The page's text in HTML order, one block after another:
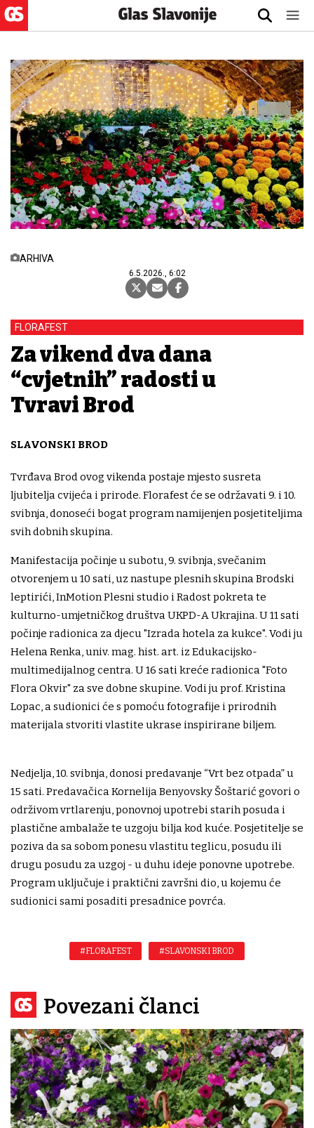
ARHIVA
6.5.2026., 6:02
FLORAFEST
Za vikend dva dana
“cvjetnih” radosti u
Tvrđavi Brod
SLAVONSKI BROD
Tvrđava Brod ovog vikenda postaje mjesto susreta
ljubitelja cvijeća i prirode. Florafest će se održavati 9. i 10.
svibnja, donoseći bogat program namijenjen posjetiteljima
svih dobnih skupina.
Manifestacija počinje u subotu, 9. svibnja, svečanim
otvorenjem u 10 sati, uz nastupe plesnih skupina Brodski
leptirići, InMotion Plesni studio i Radost pokreta te
kulturno-umjetničkog društva UKPD-A Ukrajina. U 11 sati
počinje radionica za djecu "Izrada hotela za kukce". Vodi ju
Helena Renka, univ. mag. hist. art. iz Edukacijsko-
multimedijalnog centra. U 16 sati kreće radionica "Foto
Flora Okvir" za sve dobne skupine. Vodi ju prof. Kristina
Lopac, a sudionici će s pomoću fotografije i prirodnih
materijala stvoriti vlastite ukrase inspirirane biljem.
Nedjelja, 10. svibnja, donosi predavanje “Vrt bez otpada” u
15 sati. Predavačica Kornelija Benyovsky Šoštarić govori o
održivom vrtlarenju, ponovnoj upotrebi starih posuda i
plastične ambalaže te uzgoju bilja kod kuće. Posjetitelje se
poziva da sa sobom ponesu vlastitu teglicu, posudu ili
drugu posudu za uzgoj - u duhu ideje ponovne upotrebe.
Program uključuje i praktični završni dio, u kojemu će
sudionici sami posaditi presadnice povrća.
#FLORAFEST #SLAVONSKI BROD
Povezani članci